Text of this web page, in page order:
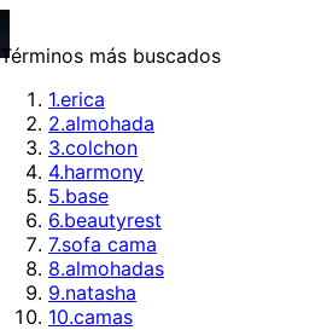
Términos más buscados
1.erica
2.almohada
3.colchon
4.harmony
5.base
6.beautyrest
7.sofa cama
8.almohadas
9.natasha
10.camas